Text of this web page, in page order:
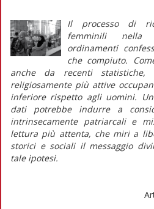
Il processo di
femminili nella
ordinamenti
che compiuto.
anche da recenti
religiosamente più attive
inferiore rispetto agli uomini.
dati potrebbe indurre a
intrinsecamente patriarcali e
lettura più attenta, che miri a
storici e sociali il messaggio
tale ipotesi.